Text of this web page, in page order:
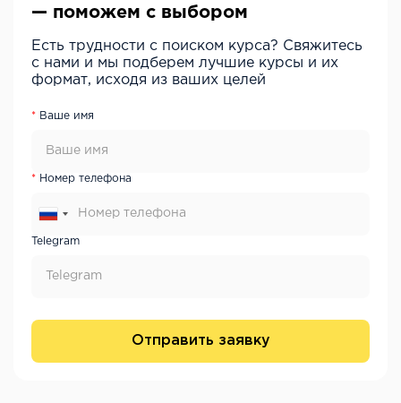
— поможем с выбором
Есть трудности с поиском курса? Свяжитесь
с нами и мы подберем лучшие курсы и их
формат, исходя из ваших целей
Ваше имя
Номер телефона
Telegram
Отправить заявку